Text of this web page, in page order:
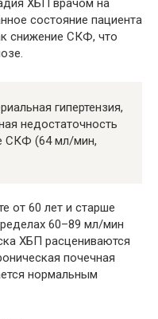
состояние пациента
снижение СКФ, что
гипертензия,
недостаточность
СКФ (64 мл/мин,
от 60 лет и старше
60–89 мл/мин
ХБП расцениваются
почечная
нормальным